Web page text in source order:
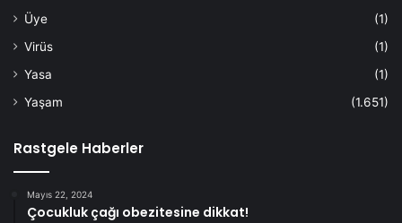
Üye
(1)
Virüs
(1)
Yasa
(1)
Yaşam
(1.651)
Rastgele Haberler
Mayıs 22, 2024
Çocukluk çağı obezitesine dikkat!